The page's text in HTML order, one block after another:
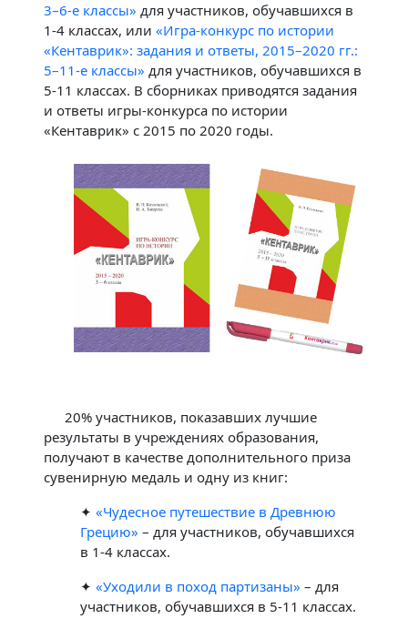
3–6-е классы» для участников, обучавшихся в
1-4 классах, или «Игра-конкурс по истории
«Кентаврик»: задания и ответы, 2015–2020 гг.:
5–11-е классы» для участников, обучавшихся в
5-11 классах. В сборниках приводятся задания
и ответы игры-конкурса по истории
«Кентаврик» с 2015 по 2020 годы.
20% участников, показавших лучшие
результаты в учреждениях образования,
получают в качестве дополнительного приза
сувенирную медаль и одну из книг:
✦ «Чудесное путешествие в Древнюю
Грецию» – для участников, обучавшихся
в 1-4 классах.
✦ «Уходили в поход партизаны» – для
участников, обучавшихся в 5-11 классах.